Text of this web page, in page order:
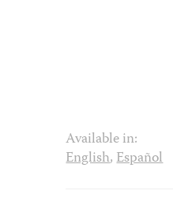
Available in:
English,Español